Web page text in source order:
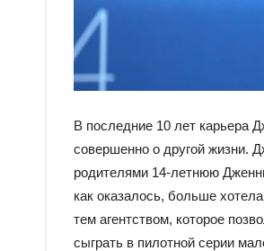
В последние 10 лет карьера
совершенно о другой жизни.
родителями 14-летнюю
как оказалось, больше
тем агентством, которое
сыграть в пилотной серии